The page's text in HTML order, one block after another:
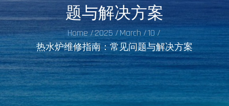
题与解决方案
Home 2025 March
10
热水炉维修指南：常见问题与解决方案